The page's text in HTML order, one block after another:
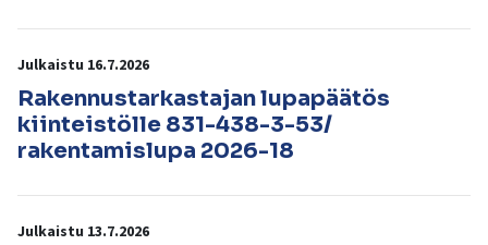
Julkaistu 16.7.2026
Rakennustarkastajan lupapäätös
kiinteistölle 831-438-3-53/
rakentamislupa 2026-18
Julkaistu 13.7.2026